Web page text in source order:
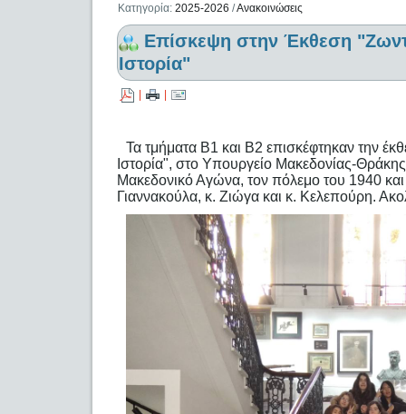
Κατηγορία:2025-2026 /Ανακοινώσεις
Επίσκεψη στην Έκθεση
Ιστορία"
| |
Τα τμήματα Β1 και Β2 επισκέφτηκαν την
Ιστορία", στο Υπουργείο Μακεδονίας-
Μακεδονικό Αγώνα, τον πόλεμο του 1940
Γιαννακούλα, κ. Ζιώγα και κ. Κελεπούρη.